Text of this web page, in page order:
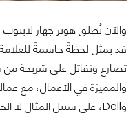
قد يمثل لحظةً حاسمةً للعلامة
تصارع وتقاتل على شريحة من
والمميزة في الأعمال، مع
وDell، على سبيل المثال لا الحصر.